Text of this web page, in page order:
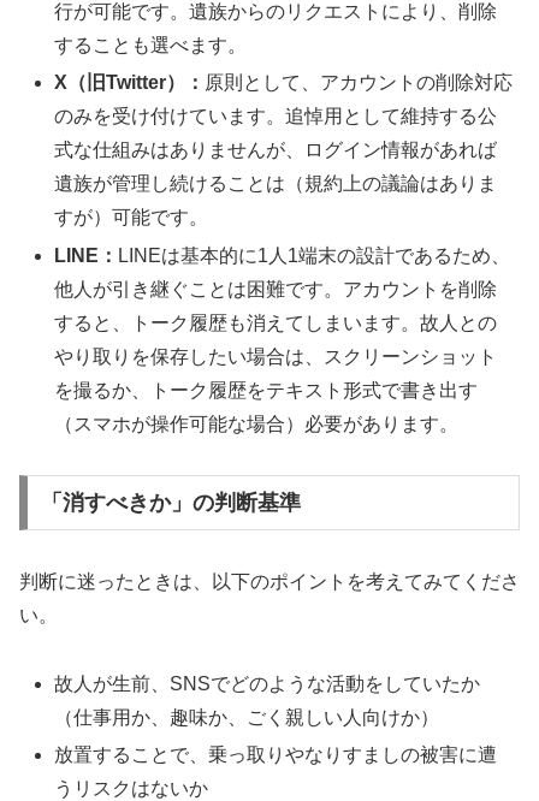
行が可能です。遺族からのリクエストにより、削除
することも選べます。
X（旧Twitter）： 原則として、アカウントの削除対応
のみを受け付けています。追悼用として維持する公
式な仕組みはありませんが、ログイン情報があれば
遺族が管理し続けることは（規約上の議論はありま
すが）可能です。
LINE： LINEは基本的に1人1端末の設計であるため、
他人が引き継ぐことは困難です。アカウントを削除
すると、トーク履歴も消えてしまいます。故人との
やり取りを保存したい場合は、スクリーンショット
を撮るか、トーク履歴をテキスト形式で書き出す
（スマホが操作可能な場合）必要があります。
「消すべきか」の判断基準
判断に迷ったときは、以下のポイントを考えてみてくださ
い。
故人が生前、SNSでどのような活動をしていたか
（仕事用か、趣味か、ごく親しい人向けか）
放置することで、乗っ取りやなりすましの被害に遭
うリスクはないか